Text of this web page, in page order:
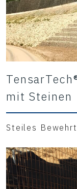
mit Steinen
Steiles